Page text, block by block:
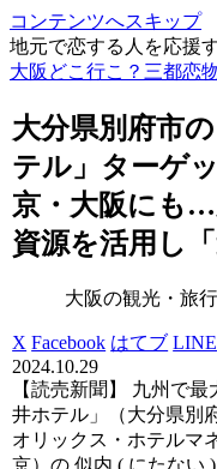
コンテンツへスキップ
地元で恋する人を応援
大阪どこ行こ？三都恋
大分県別府市
テル」ターゲ
京・ 大阪にも…
資源を活用し
大阪の観光・旅行
X Facebook はてブ LINE
2024.10.29
【読売新聞】 九州で
井ホテル」（大分県別
オリックス・ホテルマ
京）の 似内 ( にたない